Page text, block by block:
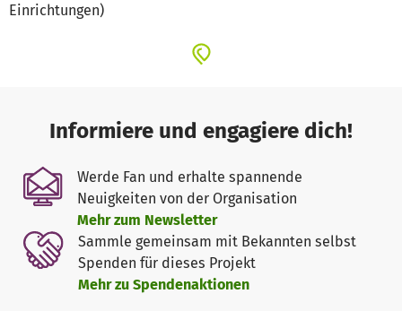
Einrichtungen)
Informiere und engagiere dich!
Werde Fan und erhalte spannende
Neuigkeiten von der Organisation
Mehr zum Newsletter
Sammle gemeinsam mit Bekannten selbst
Spenden für dieses Projekt
Mehr zu Spendenaktionen